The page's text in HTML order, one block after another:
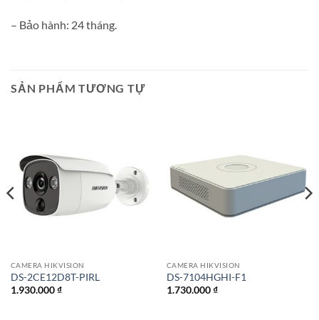
– Bảo hành: 24 tháng.
SẢN PHẨM TƯƠNG TỰ
CAMERA HIKVISION
DS-2CE12D8T-PIRL
1.930.000₫
CAMERA HIKVISION
DS-7104HGHI-F1
1.730.000₫